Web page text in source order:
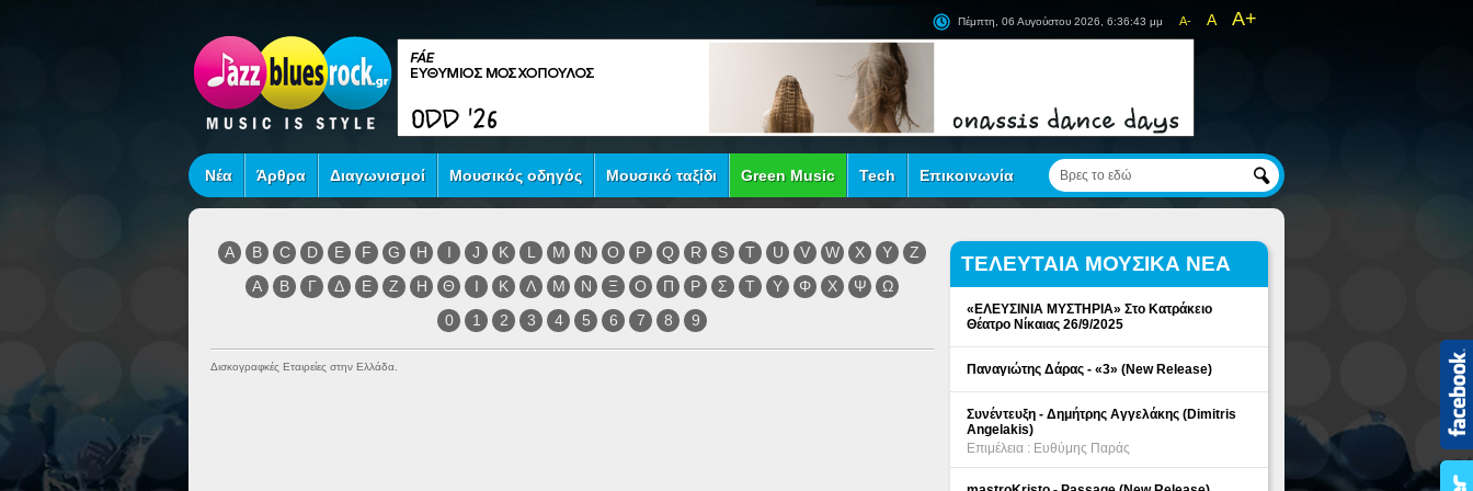
A- A A+
Πέμπτη, 06 Αυγούστου 2026, 6:36:44 μμ
Νέα Άρθρα Διαγωνισμοί Μουσικός οδηγός Μουσικό ταξίδι Green Music Tech Επικοινωνία
A B C D E F G H I J K L M N O P Q R S T U V W X Y
Z
Α
Β Γ Δ Ε Ζ Η Θ Ι Κ Λ Μ Ν Ξ Ο Π Ρ Σ Τ Υ Φ Χ Ψ
Ω
0
1 2 3 4 5 6 7 8 9
Δισκογραφκές Εταιρείες στην Ελλάδα.
ΤΕΛΕΥΤΑΙΑ ΜΟΥΣΙΚΑ ΝΕΑ
«ΕΛΕΥΣΙΝΙΑ ΜΥΣΤΗΡΙΑ» Στο Κατράκειο
Θέατρο Νίκαιας 26/9/2025
Παναγιώτης Δάρας - «3» (New Release)
Συνέντευξη - Δημήτρης Αγγελάκης (Dimitris
Angelakis)
Επιμέλεια : Ευθύμης Παράς